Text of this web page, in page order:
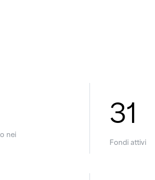
nei
31
Fondi attivi